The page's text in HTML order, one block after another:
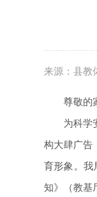
来源：县教
尊敬的
为科学
构大肆广告
育形象。我
知》（教基